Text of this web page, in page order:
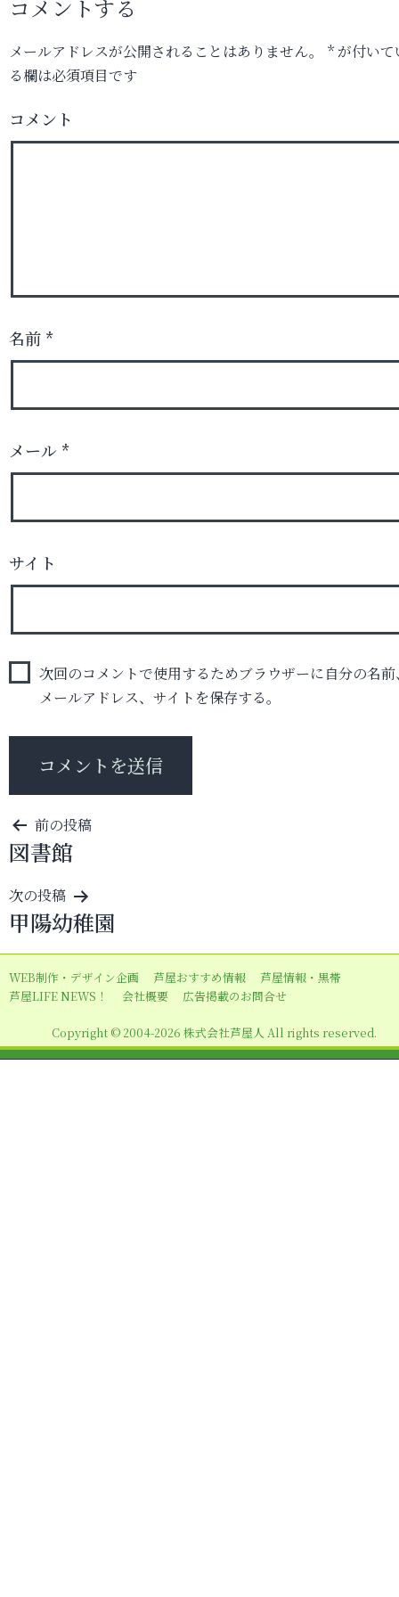
コメントする
メールアドレスが公開されることはありません。 *が付いて
る欄は必須項目です
コメント
名前 *
メール *
サイト
次回のコメントで使用するためブラウザーに自分の名前
メールアドレス、サイトを保存する。
投
稿
ナ
ビ
ゲ
ー
シ
ン
前の投稿
図書館
次の投稿
甲陽幼稚園
WEB制作・デザイン企画 芦屋おすすめ情報
芦屋情報・黒帯
芦屋LIFE NEWS！
会社概要 広告掲載のお問合せ
Copyright © 2004-2026 株式会社芦屋人 All rights reserved.